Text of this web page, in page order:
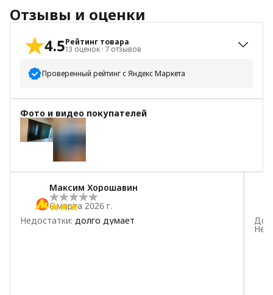
Отзывы и оценки
4.5Рейтинг товара
13 оценок · 7 отзывов
Проверенный рейтинг с Яндекс Маркета
5 звёзд
10
4 звезды
звезды
звезды
звезда
Фото и видео покупателей
Максим Хорошавин
6 марта 2026 г.
Недостатки: долго думает